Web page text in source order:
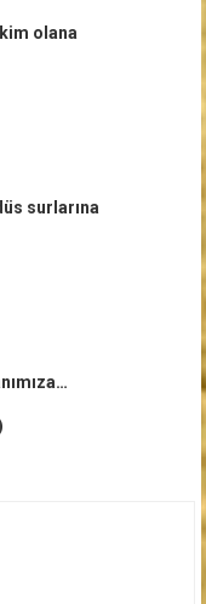
olana
surlarına